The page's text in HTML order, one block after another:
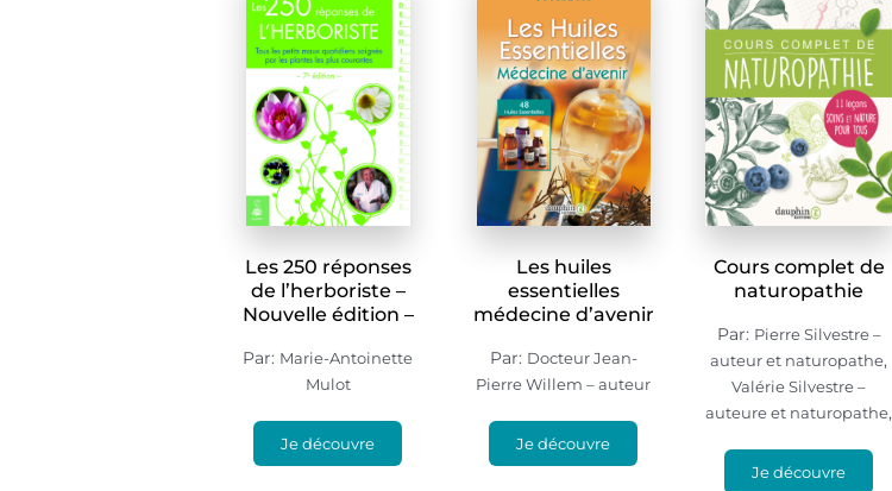
Les 250 réponses
de l’herboriste –
Nouvelle édition –
Par: Marie-Antoinette
Mulot
Je découvre
Les huiles
essentielles
médecine d’avenir
Par: Docteur Jean-
Pierre Willem – auteur
Je découvre
Cours complet de
naturopathie
Par: Pierre Silvestre –
auteur et naturopathe,
Valérie Silvestre –
auteure et naturopathe,
Je découvre